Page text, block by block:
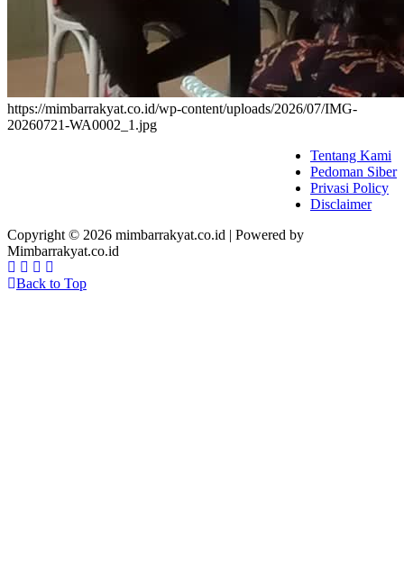
https://mimbarrakyat.co.id/wp-content/uploads/2026/07/IMG-
20260721-WA0002_1.jpg
Tentang Kami
Pedoman Siber
Privasi Policy
Disclaimer
Copyright © 2026 mimbarrakyat.co.id | Powered by
Mimbarrakyat.co.id
Back to Top